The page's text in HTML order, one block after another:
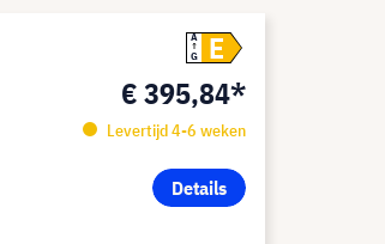
A
G
E
€ 395,84*
Levertijd 4-6 weken
Details